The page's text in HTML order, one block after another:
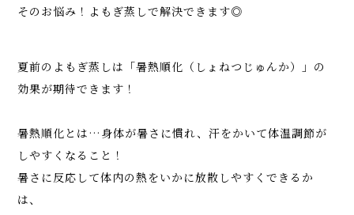
そのお悩み！よもぎ蒸しで解決できます◎
夏前のよもぎ蒸しは「暑熱順化（しょねつじゅんか）」の
効果が期待できます！
暑熱順化とは…身体が暑さに慣れ、汗をかいて体温調節が
しやすくなること！
暑さに反応して体内の熱をいかに放散しやすくできるか
は、